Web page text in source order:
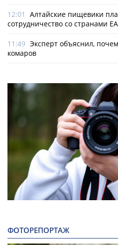
12:01
Алтайские пищевики
сотрудничество со странами
11:49 Эксперт объяснил,
комаров
ФОТОРЕПОРТАЖ